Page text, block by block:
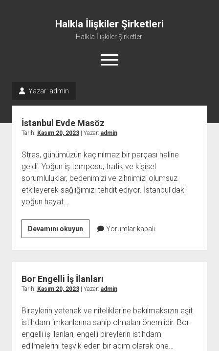
Halkla İlişkiler Şirketleri
Halkla İlişkiler Şirketleri
menüyü
aç
Yazar: admin
İstanbul Evde Masöz
Tarih: Kasım 20, 2023| Yazar: admin
Stres, günümüzün kaçınılmaz bir parçası haline
geldi. Yoğun iş temposu, trafik ve kişisel
sorumluluklar, bedenimizi ve zihnimizi olumsuz
etkileyerek sağlığımızı tehdit ediyor. İstanbul'daki
yoğun hayat…
Devamını okuyunİstanbul Evde Masöz
Yorumlar kapalı
Bor Engelli İş İlanları
Tarih: Kasım 20, 2023| Yazar: admin
Bireylerin yetenek ve niteliklerine bakılmaksızın eşit
istihdam imkanlarına sahip olmaları önemlidir. Bor
engelli iş ilanları, engelli bireylerin istihdam
edilmelerini teşvik eden bir adım olarak öne…